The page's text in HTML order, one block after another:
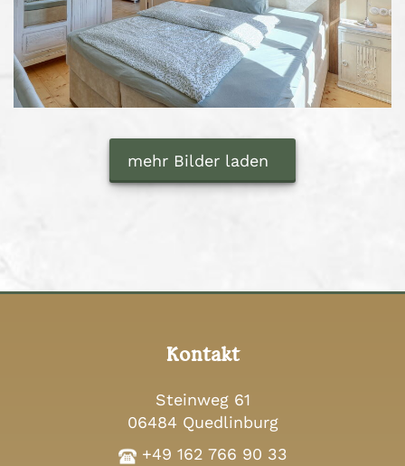
mehr Bilder laden
Kontakt
Steinweg 61
06484 Quedlinburg
+49 162 766 90 33